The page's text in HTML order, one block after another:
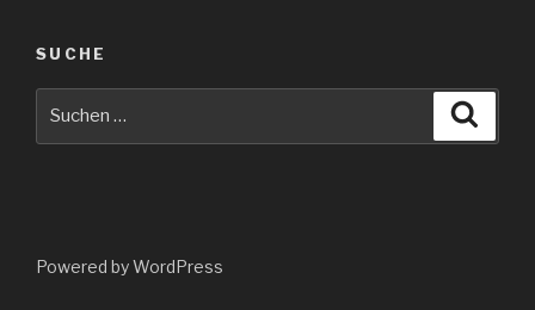
SUCHE
Powered by WordPress